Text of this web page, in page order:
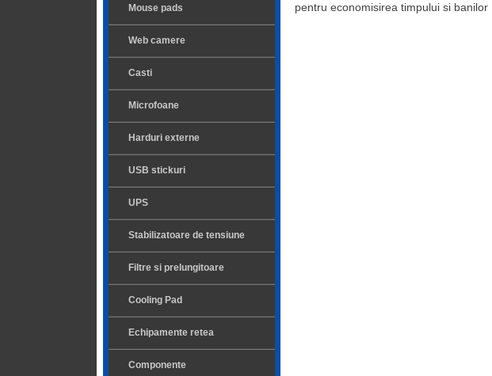
Mouse pads
Web camere
Casti
Microfoane
Harduri externe
USB stickuri
UPS
Stabilizatoare de tensiune
Filtre si prelungitoare
Cooling Pad
Echipamente retea
Componente
pentru economisirea timpului si banilor